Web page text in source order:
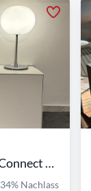
Form1 Kommode F10 Connect m...
34% Nachlass